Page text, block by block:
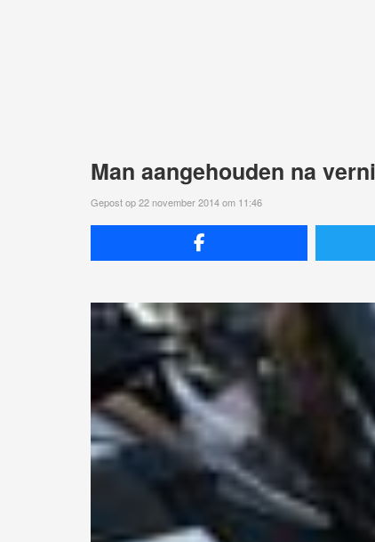
Man aangehouden na
Gepost op 22 november 2014 om 11:46